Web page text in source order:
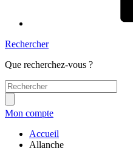
Rechercher
Que recherchez-vous ?
Mon compte
Accueil
Allanche